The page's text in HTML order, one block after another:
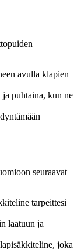
avulla klapien
puhtaina, kun ne
seuraavat
tarpeittesi
laatuun ja
joka